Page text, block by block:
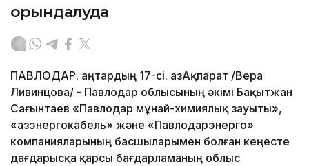
орындалуда
ПАВЛОДАР. Қаңтардың 17-сі. ҚазАқпарат /Вера
Ливинцова/ - Павлодар облысының әкімі Бақытжан
Сағынтаев «Павлодар мұнай-химиялық зауыты»,
«Қазэнергокабель» және «Павлодарэнерго»
компанияларының басшыларымен болған кеңесте
дағдарысқа қарсы бағдарламаның облыс